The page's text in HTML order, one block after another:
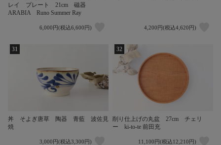
レイ プレート 21cm 磁器
ARABIA Runo Summer Ray
6,000円(税込6,600円) 4,200円(税込4,620円)
31
丼 そよぎ唐草 陶器 青藍 波佐見
焼
3,000円(税込3,300円)
32
削り仕上げの丸盆 27cm チェリ
ー ki-to-te 前田充
11,100円(税込12,210円)